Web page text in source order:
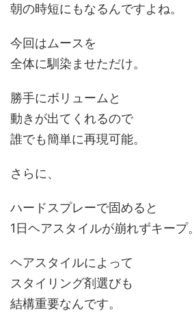
朝の時短にもなるんですよね。
今回はムースを
全体に馴染ませただけ。
勝手にボリュームと
動きが出てくれるので
誰でも簡単に再現可能。
さらに、
ハードスプレーで固めると
1日ヘアスタイルが崩れずキープ。
ヘアスタイルによって
スタイリング剤選びも
結構重要なんです。